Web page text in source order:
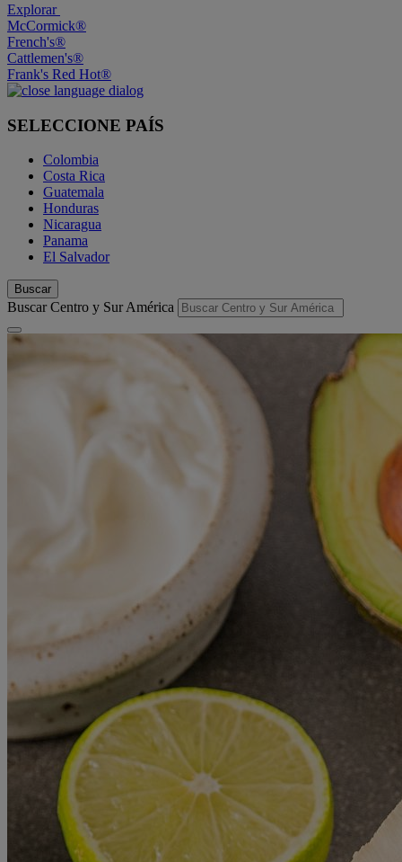
Explorar
McCormick®
French's®
Cattlemen's®
Frank's Red Hot®
SELECCIONE PAÍS
Colombia
Costa Rica
Guatemala
Honduras
Nicaragua
Panama
El Salvador
Buscar
Buscar Centro y Sur América